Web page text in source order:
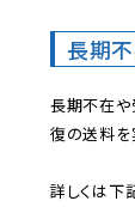
長期
長期不在
復の送料を